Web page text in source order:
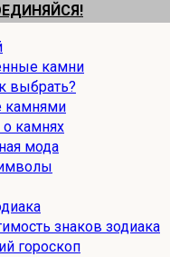
камни
выбрать?
камнями
о камнях
мода
знаков зодиака
гороскоп